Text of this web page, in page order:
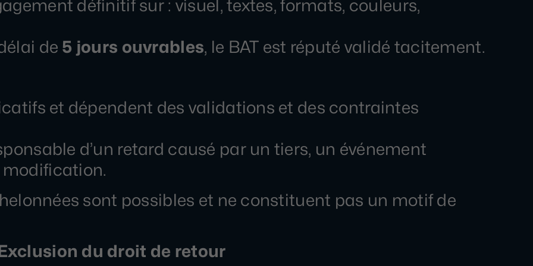
définitif sur : visuel, textes, formats, couleurs,
de 5 jours ouvrables, le BAT est réputé validé tacitement.
et dépendent des validations et des contraintes
d’un retard causé par un tiers, un événement
modification.
sont possibles et ne constituent pas un motif de
du droit de retour